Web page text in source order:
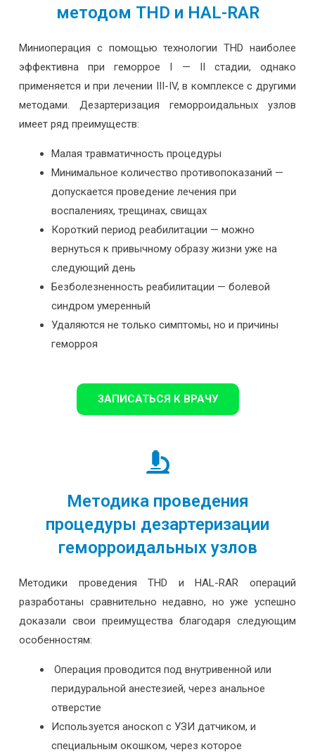
методом THD и HAL-RAR
Миниоперация с помощью технологии THD наиболее
эффективна при геморрое I — II стадии, однако
применяется и при лечении III-IV, в комплексе с другими
методами. Дезартеризация геморроидальных узлов
имеет ряд преимуществ:
Малая травматичность процедуры
Минимальное количество противопоказаний —
допускается проведение лечения при
воспалениях, трещинах, свищах
Короткий период реабилитации — можно
вернуться к привычному образу жизни уже на
следующий день
Безболезненность реабилитации — болевой
синдром умеренный
Удаляются не только симптомы, но и причины
геморроя
ЗАПИСАТЬСЯ К ВРАЧУ
Методика проведения
процедуры дезартеризации
геморроидальных узлов
Методики проведения THD и HAL-RAR операций
разработаны сравнительно недавно, но уже успешно
доказали свои преимущества благодаря следующим
особенностям:
Операция проводится под внутривенной или
перидуральной анестезией, через анальное
отверстие
Используется аноскоп с УЗИ датчиком, и
специальным окошком, через которое